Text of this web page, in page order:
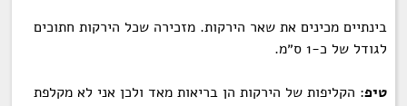
בינתיים מכינים את שאר הירקות. מזכירה שכל הירקות חתוכים
לגודל של כ-1 ס״מ.
טיפ: הקליפות של הירקות הן בריאות מאד ולכן אני לא מקלפת